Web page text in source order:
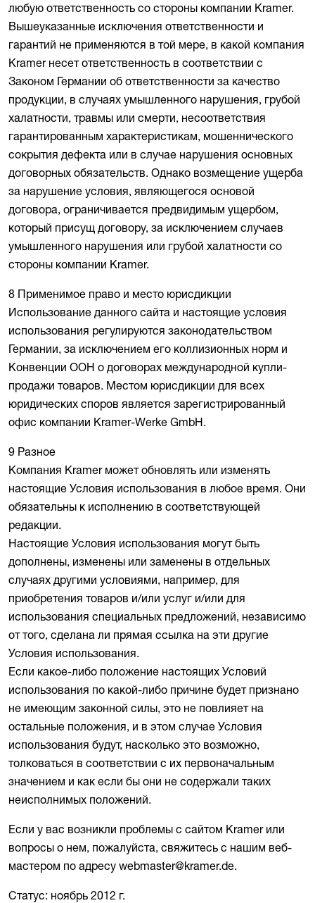
любую ответственность со стороны компании Kramer.
Вышеуказанные исключения ответственности и
гарантий не применяются в той мере, в какой компания
Kramer несет ответственность в соответствии с
Законом Германии об ответственности за качество
продукции, в случаях умышленного нарушения, грубой
халатности, травмы или смерти, несоответствия
гарантированным характеристикам, мошеннического
сокрытия дефекта или в случае нарушения основных
договорных обязательств. Однако возмещение ущерба
за нарушение условия, являющегося основой
договора, ограничивается предвидимым ущербом,
который присущ договору, за исключением случаев
умышленного нарушения или грубой халатности со
стороны компании Kramer.
8 Применимое право и место юрисдикции
Использование данного сайта и настоящие условия
использования регулируются законодательством
Германии, за исключением его коллизионных норм и
Конвенции ООН о договорах международной купли-
продажи товаров. Местом юрисдикции для всех
юридических споров является зарегистрированный
офис компании Kramer-Werke GmbH.
9 Разное
Компания Kramer может обновлять или изменять
настоящие Условия использования в любое время. Они
обязательны к исполнению в соответствующей
редакции.
Настоящие Условия использования могут быть
дополнены, изменены или заменены в отдельных
случаях другими условиями, например, для
приобретения товаров и/или услуг и/или для
использования специальных предложений, независимо
от того, сделана ли прямая ссылка на эти другие
Условия использования.
Если какое-либо положение настоящих Условий
использования по какой-либо причине будет признано
не имеющим законной силы, это не повлияет на
остальные положения, и в этом случае Условия
использования будут, насколько это возможно,
толковаться в соответствии с их первоначальным
значением и как если бы они не содержали таких
неисполнимых положений.
Если у вас возникли проблемы с сайтом Kramer или
вопросы о нем, пожалуйста, свяжитесь с нашим веб-
мастером по адресу webmaster@kramer.de.
Статус: ноябрь 2012 г.